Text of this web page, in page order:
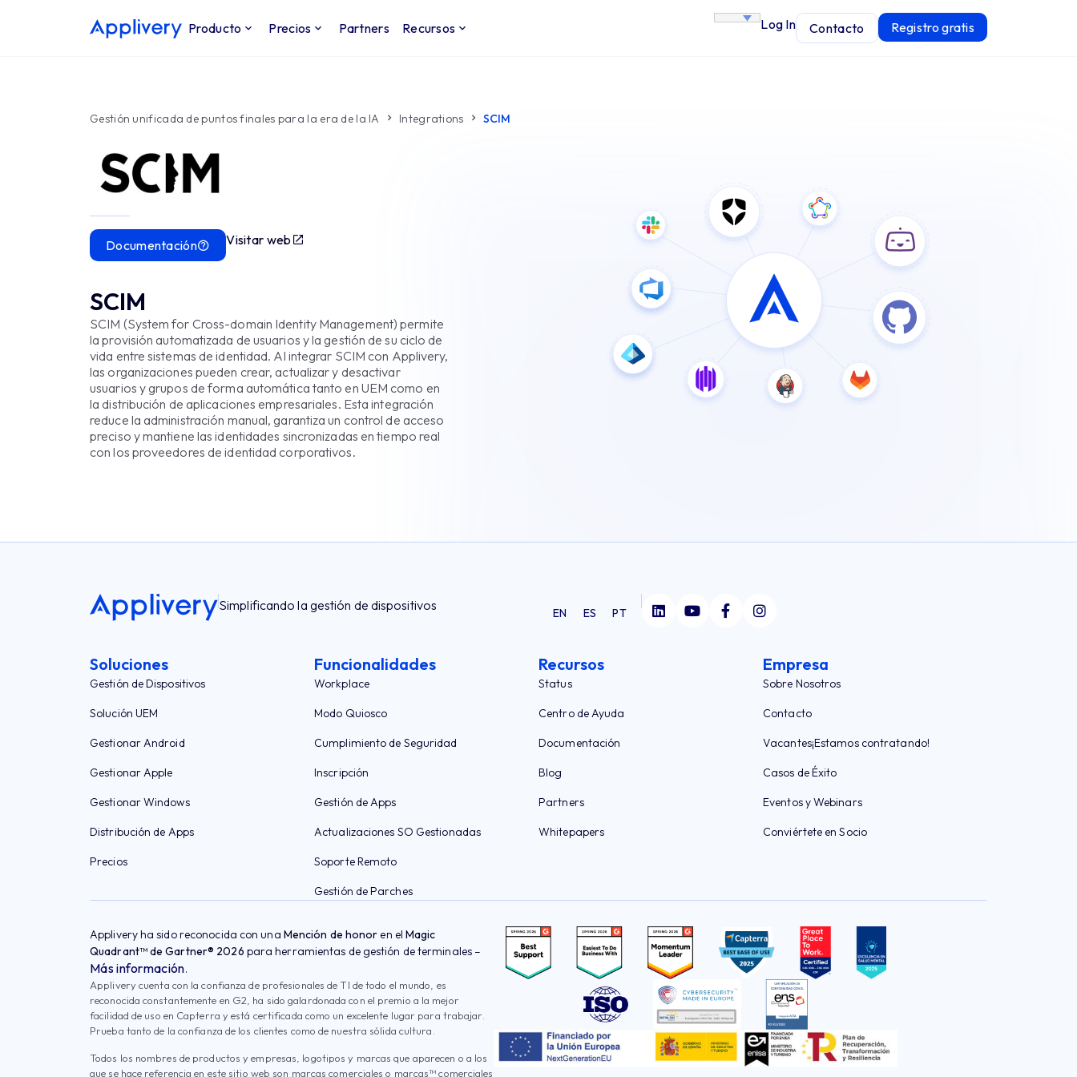
Producto Precios Partners Recursos Log In Contacto Registro gratis
Gestión unificada de puntos finales para la era de la IA Integrations SCIM
Documentación Visitar web
SCIM
SCIM (System for Cross-domain Identity Management) permite
la provisión automatizada de usuarios y la gestión de su ciclo de
vida entre sistemas de identidad. Al integrar SCIM con Applivery,
las organizaciones pueden crear, actualizar y desactivar
usuarios y grupos de forma automática tanto en UEM como en
la distribución de aplicaciones empresariales. Esta integración
reduce la administración manual, garantiza un control de acceso
preciso y mantiene las identidades sincronizadas en tiempo real
con los proveedores de identidad corporativos.
Simplificando la gestión de dispositivos
EN ES PT
Soluciones
Gestión de Dispositivos
Solución UEM
Gestionar Android
Gestionar Apple
Gestionar Windows
Distribución de Apps
Precios
Funcionalidades
Workplace
Modo Quiosco
Cumplimiento de Seguridad
Inscripción
Gestión de Apps
Actualizaciones SO Gestionadas
Soporte Remoto
Gestión de Parches
Recursos
Status
Centro de Ayuda
Documentación
Blog
Partners
Whitepapers
Empresa
Sobre Nosotros
Contacto
Vacantes¡Estamos contratando!
Casos de Éxito
Eventos y Webinars
Conviértete en Socio
Applivery ha sido reconocida con una Mención de honor en elMagic
Quadrant™ de Gartner® 2026 para herramientas de gestión de terminales –
Más información.
Applivery cuenta con la confianza de profesionales de TI de todo el mundo, es
reconocida constantemente en G2, ha sido galardonada con el premio a la mejor
facilidad de uso en Capterra y está certificada como un excelente lugar para trabajar.
Prueba tanto de la confianza de los clientes como de nuestra sólida cultura.
Todos los nombres de productos y empresas, logotipos y marcas que aparecen o a los
que se hace referencia en este sitio web son marcas comerciales o marcas™ comerciales